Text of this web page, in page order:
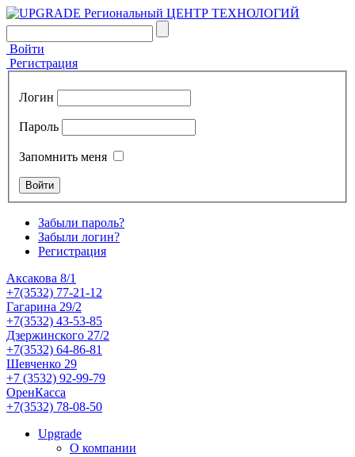
Войти
Регистрация
Логин
Пароль
Запомнить меня
Забыли пароль?
Забыли логин?
Регистрация
Аксакова 8/1
+7(3532) 77-21-12
Гагарина 29/2
+7(3532) 43-53-85
Дзержинского 27/2
+7(3532) 64-86-81
Шевченко 29
+7 (3532) 92-99-79
ОренКасса
+7(3532) 78-08-50
Upgrade
О компании